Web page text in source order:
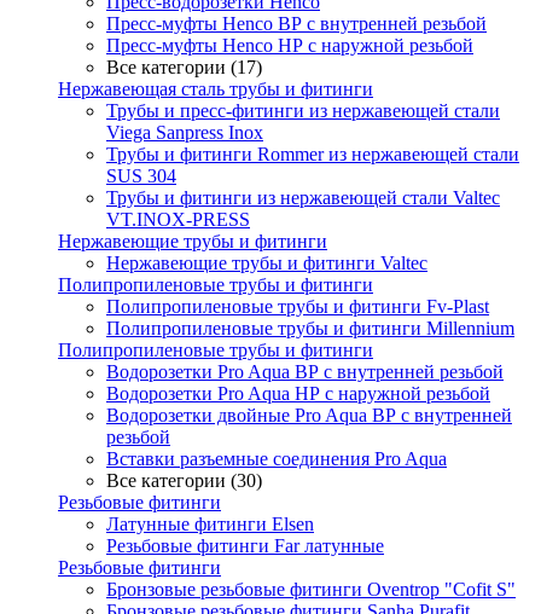
Пресс-муфты Henco ВР с внутренней резьбой
Пресс-муфты Henco НР с наружной резьбой
Все категории (17)
Нержавеющая сталь трубы и фитинги
Трубы и пресс-фитинги из нержавеющей стали
Viega Sanpress Inox
Трубы и фитинги Rommer из нержавеющей стали
SUS 304
Трубы и фитинги из нержавеющей стали Valtec
VT.INOX-PRESS
Нержавеющие трубы и фитинги
Нержавеющие трубы и фитинги Valtec
Полипропиленовые трубы и фитинги
Полипропиленовые трубы и фитинги Fv-Plast
Полипропиленовые трубы и фитинги Millennium
Полипропиленовые трубы и фитинги
Водорозетки Pro Aqua ВР с внутренней резьбой
Водорозетки Pro Aqua НР с наружной резьбой
Водорозетки двойные Pro Aqua ВР с внутренней
резьбой
Вставки разъемные соединения Pro Aqua
Все категории (30)
Резьбовые фитинги
Латунные фитинги Elsen
Резьбовые фитинги Far латунные
Резьбовые фитинги
Бронзовые резьбовые фитинги Oventrop "Cofit S"